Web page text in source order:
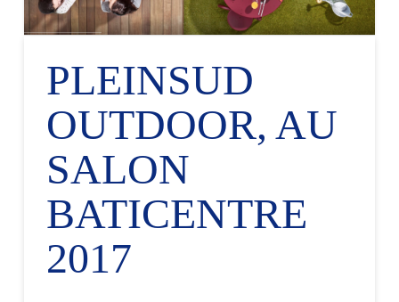
PLEINSUD
OUTDOOR, AU
SALON
BATICENTRE
2017